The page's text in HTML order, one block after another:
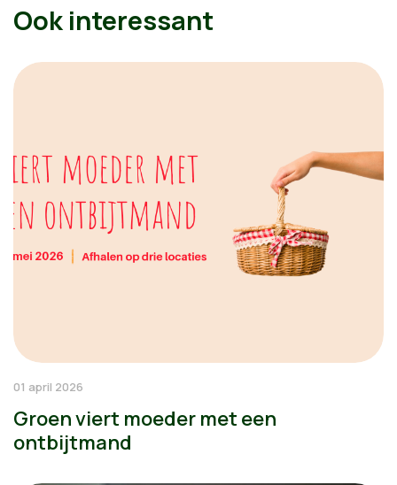
Ook interessant
01 april 2026
Groen viert moeder met een
ontbijtmand